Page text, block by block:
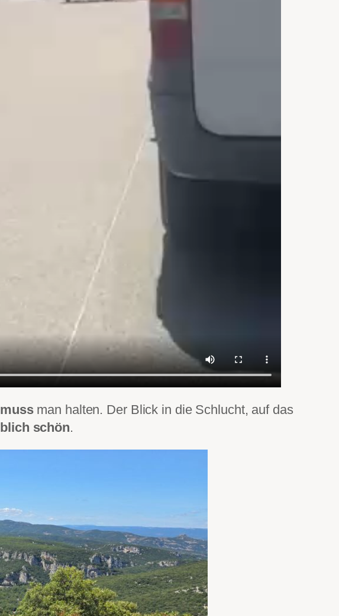
mussman halten. Der Blick in die Schlucht, auf das
schön.